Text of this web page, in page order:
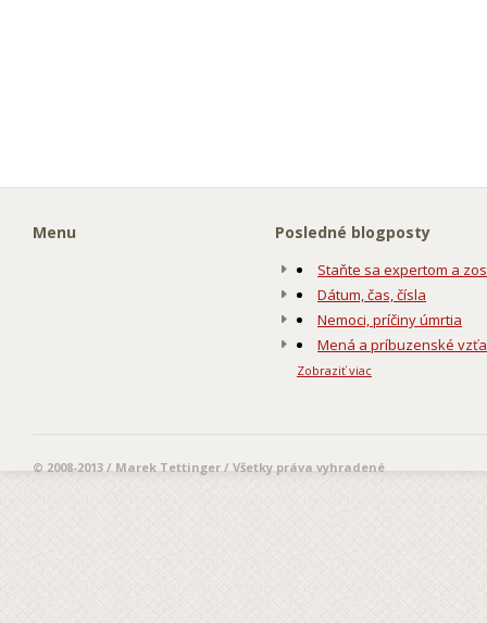
Menu Posledné blogposty
Staňte sa expertom a
Dátum, čas, čísla
Nemoci, príčiny úmrtia
Mená a príbuzenské
Zobraziť viac
© 2008-2013 / Marek Tettinger / Všetky práva vyhradené